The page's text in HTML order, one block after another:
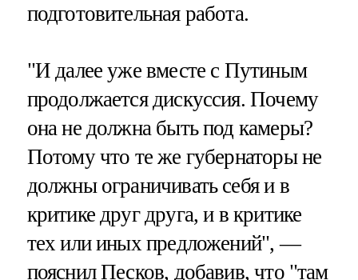
подготовительная работа.
"И далее уже вместе с Путиным
продолжается дискуссия. Почему
она не должна быть под камеры?
Потому что те же губернаторы не
должны ограничивать себя и в
критике друг друга, и в критике
тех или иных предложений", —
пояснил Песков, добавив, что "там